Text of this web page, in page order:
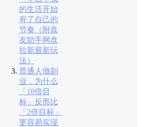
的生活开始
有了自己的
节奏（附盘
友助手网盘
拉新最新玩
法）
普通人做副
业，为什么
「10倍目
标」反而比
「2倍目标」
更容易实现